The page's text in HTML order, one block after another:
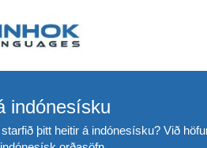
indónesísku
þitt heitir á indónesísku? Við